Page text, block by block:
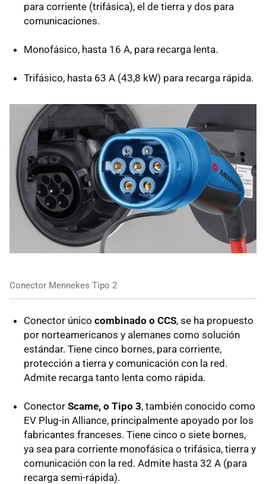
para corriente (trifásica), el de tierra y dos para
comunicaciones.
Monofásico, hasta 16 A, para recarga lenta.
Trifásico, hasta 63 A (43,8 kW) para recarga rápida.
Conector Mennekes Tipo 2
Conector único combinado o CCS, se ha propuesto
por norteamericanos y alemanes como solución
estándar. Tiene cinco bornes, para corriente,
protección a tierra y comunicación con la red.
Admite recarga tanto lenta como rápida.
Conector Scame, o Tipo 3, también conocido como
EV Plug-in Alliance, principalmente apoyado por los
fabricantes franceses. Tiene cinco o siete bornes,
ya sea para corriente monofásica o trifásica, tierra y
comunicación con la red. Admite hasta 32 A (para
recarga semi-rápida).